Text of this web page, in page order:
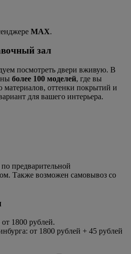
MAX.
зал
посмотреть двери вживую. В
более 100 моделей, где вы
материалов, оттенки покрытий и
для вашего интерьера.
по предварительной
Также возможен самовывоз со
1800 рублей.
от 1800 рублей + 45 рублей